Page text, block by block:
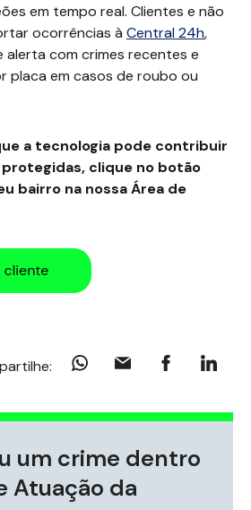
em tempo real. Clientes e não
ocorrências à Central 24h,
alerta com crimes recentes e
placa em casos de roubo ou
a tecnologia pode contribuir
clique no botão
bairro na nossa Área de
um crime dentro
Atuação da